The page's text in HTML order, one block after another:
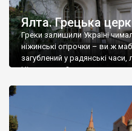
Ялта. Грецька
Греки залишили Україні
ніжинські огірочки – ви ж
загублений у радянські
Ніжин греки?